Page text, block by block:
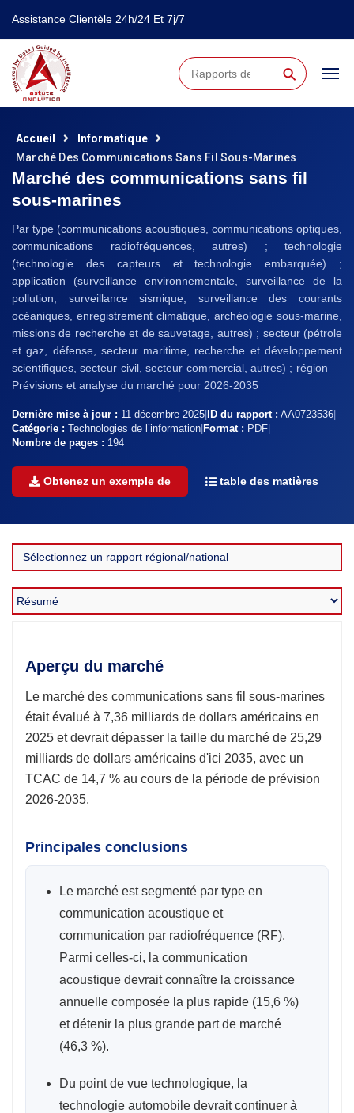
Assistance Clientèle 24h/24 Et 7j/7
⚲
Accueil
Informatique
Marché Des Communications Sans Fil Sous-Marines
Marché des communications sans fil
sous-marines
Par type (communications acoustiques, communications optiques,
communications radiofréquences, autres) ; technologie
(technologie des capteurs et technologie embarquée) ;
application (surveillance environnementale, surveillance de la
pollution, surveillance sismique, surveillance des courants
océaniques, enregistrement climatique, archéologie sous-marine,
missions de recherche et de sauvetage, autres) ; secteur (pétrole
et gaz, défense, secteur maritime, recherche et développement
scientifiques, secteur civil, secteur commercial, autres) ; région —
Prévisions et analyse du marché pour 2026-2035
Dernière mise à jour : 11 décembre 2025 ID du rapport : AA0723536
Catégorie : Technologies de l’information Format : PDF
Nombre de pages : 194
Obtenez un exemple de table des matières
Aperçu du marché
Le marché des communications sans fil sous-marines
était évalué à 7,36 milliards de dollars américains en
2025 et devrait dépasser la taille du marché de 25,29
milliards de dollars américains d'ici 2035, avec un
TCAC de 14,7 % au cours de la période de prévision
2026-2035.
Principales conclusions
Le marché est segmenté par type en
communication acoustique et
communication par radiofréquence (RF).
Parmi celles-ci, la communication
acoustique devrait connaître la croissance
annuelle composée la plus rapide (15,6 %)
et détenir la plus grande part de marché
(46,3 %).
Du point de vue technologique, la
technologie automobile devrait continuer à